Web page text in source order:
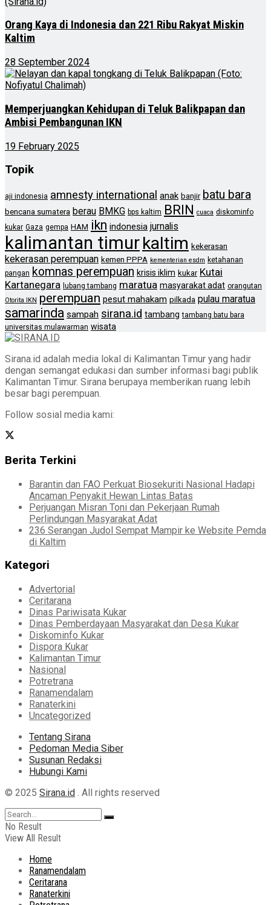
Orang Kaya di Indonesia dan 221 Ribu Rakyat Miskin
Kaltim
28 September 2024
Memperjuangkan Kehidupan di Teluk Balikpapan dan
Ambisi Pembangunan IKN
19 February 2025
Topik
aji indonesia amnesty international anak banjir batu bara
bencana sumatera berau BMKG bps kaltim BRIN cuaca diskominfo
kukar Gaza gempa HAM ikn indonesia jurnalis
kalimantan timurkaltim kekerasan
kekerasan perempuan kemen PPPA kementerian esdm ketahanan
pangan komnas perempuan krisis iklim kukar Kutai
Kartanegara lubang tambang maratua masyarakat adat orangutan
Otorita IKN perempuan pesut mahakam pilkada pulau maratua
samarinda sampah sirana.id tambang tambang batu bara
universitas mulawarman wisata
Sirana.id adalah media lokal di Kalimantan Timur yang hadir
dengan semangat edukasi dan sumber informasi bagi publik
Kalimantan Timur. Sirana berupaya memberikan ruang lebih
besar bagi perempuan.
Follow sosial media kami:
Berita Terkini
Barantin dan FAO Perkuat Biosekuriti Nasional Hadapi
Ancaman Penyakit Hewan Lintas Batas
Perjuangan Misran Toni dan Pekerjaan Rumah
Perlindungan Masyarakat Adat
236 Serangan Judol Sempat Mampir ke Website Pemda
di Kaltim
Kategori
Advertorial
Ceritarana
Dinas Pariwisata Kukar
Dinas Pemberdayaan Masyarakat dan Desa Kukar
Diskominfo Kukar
Dispora Kukar
Kalimantan Timur
Nasional
Potretrana
Ranamendalam
Ranaterkini
Uncategorized
Tentang Sirana
Pedoman Media Siber
Susunan Redaksi
Hubungi Kami
© 2025 Sirana.id . All rights reserved
No Result
View All Result
Home
Ranamendalam
Ceritarana
Ranaterkini